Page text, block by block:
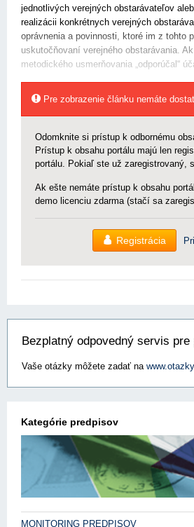
jednotlivých verejných obstarávateľov
realizácii konkrétnych verejných
oprávnenia a povinnosti, ktoré im z tohto
uskutočňovaní verejného obstarávania.
metodického usmerňovania „odporúčal“
Pre zobrazenie článku nemáte
Odomknite si prístup k odbornému
Prístup k obsahu portálu majú len
portálu. Pokiaľ ste už zaregistrovaný,
Ak ešte nemáte prístup k obsahu
demo licenciu zdarma (stačí sa
Registrácia
Bezplatný odpovedný servis
Vaše otázky môžete zadať na
Kategórie predpisov
MONITORING PREDPISOV